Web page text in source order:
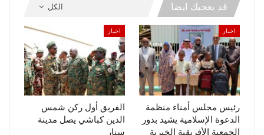
الكل قد يعجبك ايضا
اخبار
رئيس مجلس أمناء منظمة
الدعوة الإسلامية يشيد بدور
الجمعية الأفريقية الخيرية
اخبار
الفريق أول ركن شمس
الدين كباشي يصل مدينة
سنار